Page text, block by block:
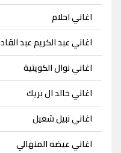
اغاني احلام
اغاني عبد الكريم عبد
اغاني نوال الكويتية
اغاني خالد ال بريك
اغاني نبيل شعيل
اغاني عيضه المنهالي